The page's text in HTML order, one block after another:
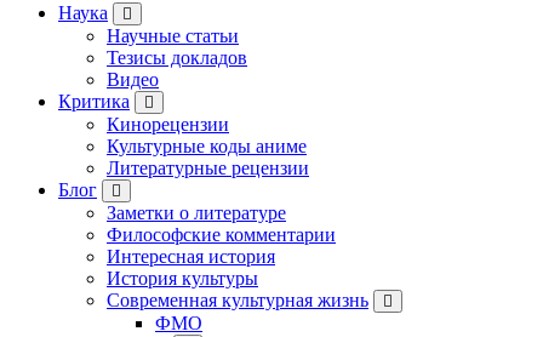
Наука
Научные статьи
Тезисы докладов
Видео
Критика
Кинорецензии
Культурные коды аниме
Литературные рецензии
Блог
Заметки о литературе
Философские комментарии
Интересная история
История культуры
Современная культурная жизнь
ФМО